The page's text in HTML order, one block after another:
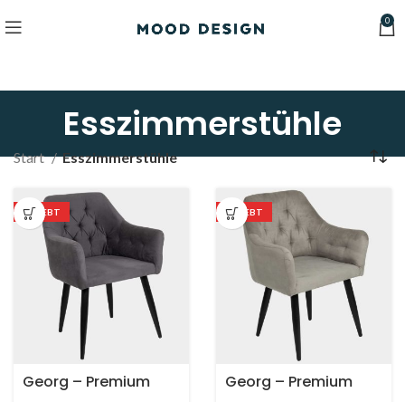
0
Esszimmerstühle
Start Esszimmerstühle
BELIEBT
Georg – Premium
BELIEBT
Georg – Premium